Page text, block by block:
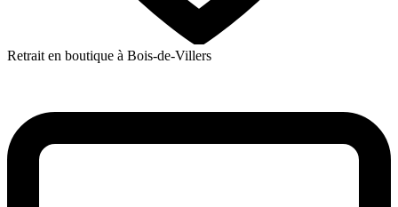
Retrait en boutique à Bois-de-Villers